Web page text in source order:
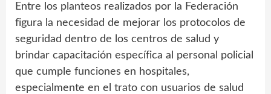
Entre los planteos realizados por la Federación
figura la necesidad de mejorar los protocolos de
seguridad dentro de los centros de salud y
brindar capacitación específica al personal policial
que cumple funciones en hospitales,
especialmente en el trato con usuarios de salud